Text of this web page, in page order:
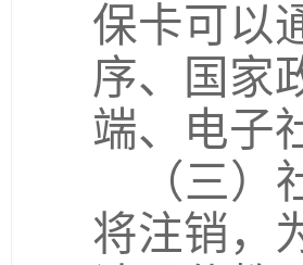
保卡可以
序、国家
端、电子
（三
将注销，